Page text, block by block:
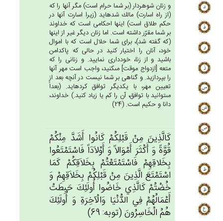
و زنان شوهردار (بر شما حرام است) مگر آنها را كه
(از راه اسارت) مالك شده‏ايد (زيرا اسارت آنها در
حكم طلاق است) اينها احكامى است كه خداوند
بر شما مقرّر داشته است. اما زنان ديگر غير از اينها
(كه گفته شد)، براى شما حلال است كه با اموال
خود، آنان را اختيار كنيد در حالى كه پاكدامن
باشيد و از زنا، خوددارى نماييد. و زنانى را كه
متعه [ازدواج موقت‏] مى‏كنيد، واجب است مهر آنها
را بپردازيد. و گناهى بر شما نيست در آنچه بعد از
تعيين مهر، با يكديگر توافق كرده‏ايد. (بعداً
مى‏توانيد با توافق، آن را كم يا زياد كنيد.) خداوند،
دانا و حكيم است. (24)
كَالَّذِين‌َ مِنْ‌ قَبْلِكُم‌ْ كَانُوا أَشَدَّ مِنْكُم‌ْ
قُوَّة‌ً وَ أَكْثَرَ أَمْوَالاً وَ أَوْلاَدَاً فَاسْتَمْتَعُوا
بِخَلاقِهِم‌ْ فَاسْتَمْتَعْتُم‌ْ بِخَلاَقِكُم‌ْ كَمَا
اسْتَمْتَع‌َ الَّذِين‌َ مِنْ‌ قَبْلِكُمْ‌ بِخَلاَقِهِم‌ْ وَ
خُضْتُم‌ْ كَالَّذِي‌ خَاضُوا أُولَئِك‌َ حَبِطَت‌ْ
أَعْمَالُهُم‌ْ فِي‌ الدُّنْيَا وَالْآخِرَة‌ِ وَ أُولَئِك‌َ
هُم‌ُ الْخَاسِرُون‌َ (توبه: 69)